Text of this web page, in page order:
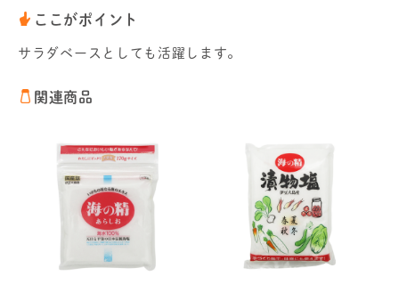
ここがポイント
サラダベースとしても活躍します。
関連商品